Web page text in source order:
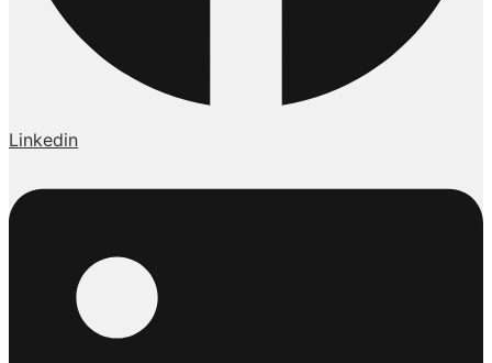
Linkedin